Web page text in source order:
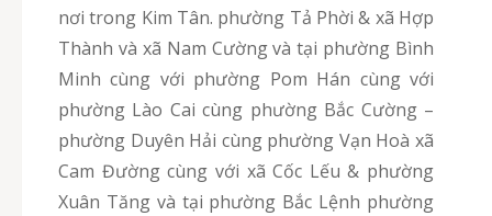
nơi trong Kim Tân. phường Tả Phời & xã Hợp
Thành và xã Nam Cường và tại phường Bình
Minh cùng với phường Pom Hán cùng với
phường Lào Cai cùng phường Bắc Cường –
phường Duyên Hải cùng phường Vạn Hoà xã
Cam Đường cùng với xã Cốc Lếu & phường
Xuân Tăng và tại phường Bắc Lệnh phường